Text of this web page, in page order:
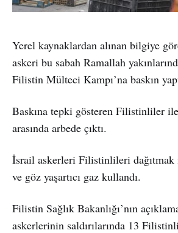
Yerel kaynaklardan alınan bilgiye
askeri bu sabah Ramallah
Filistin Mülteci Kampı’na baskın
Baskına tepki gösteren Filistinliler
arasında arbede çıktı.
İsrail askerleri Filistinlileri
ve göz yaşartıcı gaz kullandı.
Filistin Sağlık Bakanlığı’nın
askerlerinin saldırılarında 13